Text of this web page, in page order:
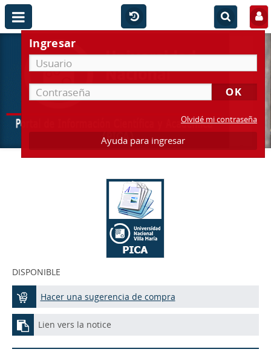
Ingresar
Olvidé mi contraseña
Ayuda para ingresar
DISPONIBLE
Hacer una sugerencia de compra
Lien vers la notice